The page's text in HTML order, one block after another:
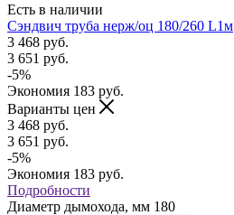
Есть в наличии
Сэндвич труба нерж/оц 180/260 L1м
3 468 руб.
3 651 руб.
-5%
Экономия 183 руб.
Варианты цен
3 468 руб.
3 651 руб.
-5%
Экономия 183 руб.
Подробности
Диаметр дымохода, мм 180